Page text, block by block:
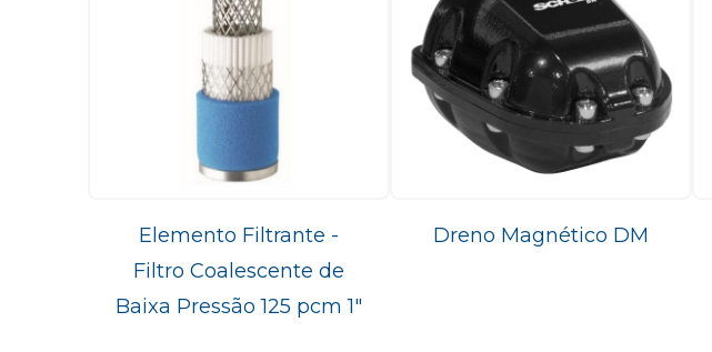
Elemento Filtrante -
Filtro Coalescente de
Baixa Pressão 125 pcm 1"
Dreno Magnético DM